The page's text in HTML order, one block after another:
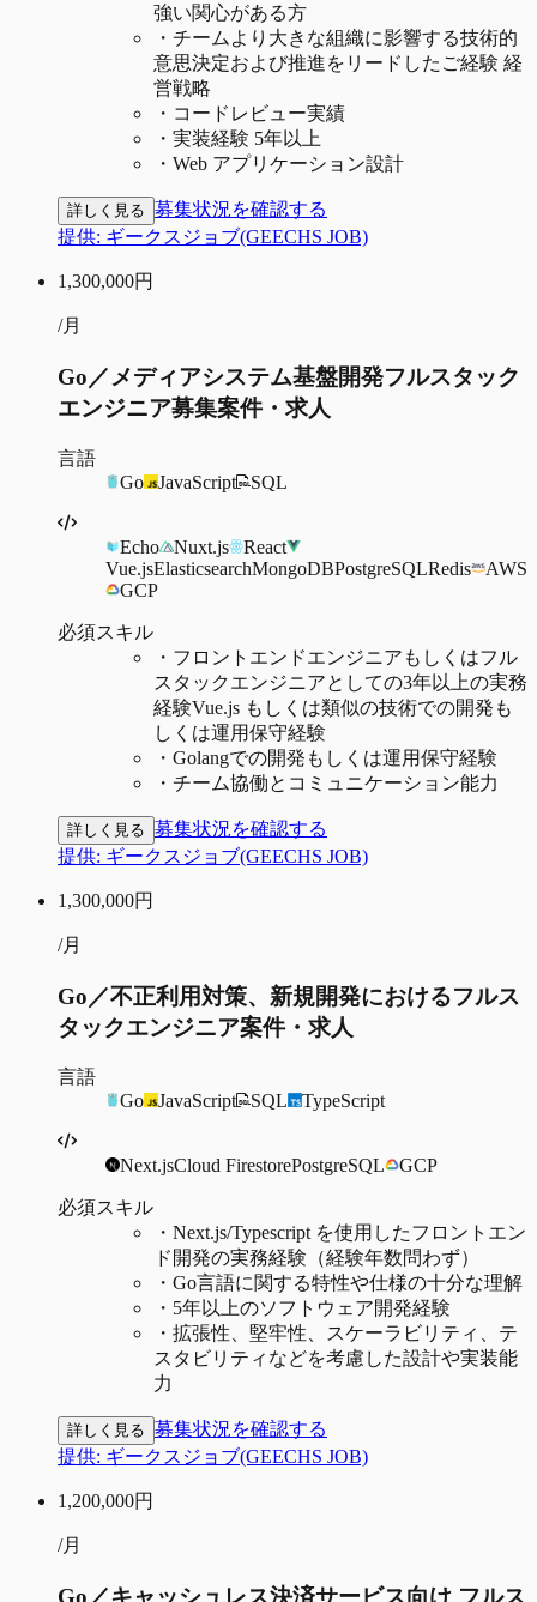
強い関心がある方
・ チームより大きな組織に影響する技術的
意思決定および推進をリードしたご経験 経
営戦略
・ コードレビュー実績
・ 実装経験 5年以上
・ Web アプリケーション設計
詳しく見る 募集状況を確認する
提供: ギークスジョブ(GEECHS JOB)
1,300,000円
/月
Go／メディアシステム基盤開発フルスタック
エンジニア募集案件・求人
言語
Go
JavaScript SQL
Echo Nuxt.js
React
Vue.jsElasticsearchMongoDBPostgreSQLRedis
AWS
GCP
必須スキル
・ フロントエンドエンジニアもしくはフル
スタックエンジニアとしての3年以上の実務
経験Vue.js もしくは類似の技術での開発も
しくは運用保守経験
・ Golangでの開発もしくは運用保守経験
・ チーム協働とコミュニケーション能力
詳しく見る 募集状況を確認する
提供: ギークスジョブ(GEECHS JOB)
1,300,000円
/月
Go／不正利用対策、新規開発におけるフルス
タックエンジニア案件・求人
言語
Go
JavaScript SQL TypeScript
Next.jsCloud FirestorePostgreSQL GCP
必須スキル
・ Next.js/Typescript を使用したフロントエン
ド開発の実務経験（経験年数問わず）
・ Go言語に関する特性や仕様の十分な理解
・ 5年以上のソフトウェア開発経験
・ 拡張性、堅牢性、スケーラビリティ、テ
スタビリティなどを考慮した設計や実装能
力
詳しく見る 募集状況を確認する
提供: ギークスジョブ(GEECHS JOB)
1,200,000円
/月
Go／キャッシュレス決済サービス向け フルス